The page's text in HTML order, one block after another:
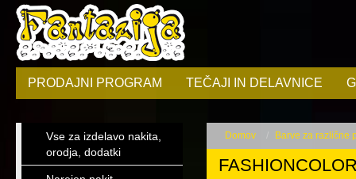
PRODAJNI PROGRAM TEČAJI IN DELAVNICE
Vse za izdelavo nakita,
orodja, dodatki
Domov Barve za različne